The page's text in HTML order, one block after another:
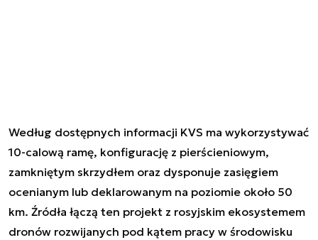
Według dostępnych informacji KVS ma wykorzystywać
10-calową ramę, konfigurację z pierścieniowym,
zamkniętym skrzydłem oraz dysponuje zasięgiem
ocenianym lub deklarowanym na poziomie około 50
km. Źródła łączą ten projekt z rosyjskim ekosystemem
dronów rozwijanych pod kątem pracy w środowisku